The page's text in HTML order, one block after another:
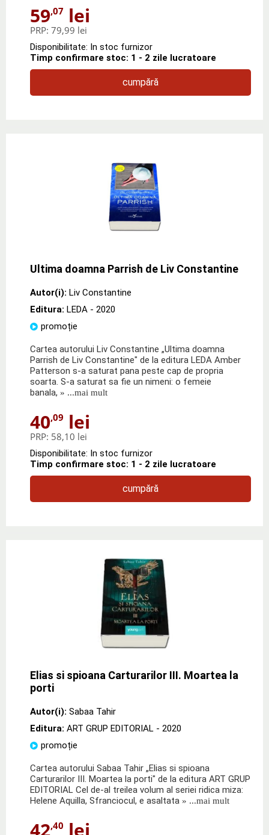
59,07 lei
PRP: 79,99 lei
Disponibilitate: In stoc furnizor
Timp confirmare stoc: 1 - 2 zile lucratoare
cumpără
Ultima doamna Parrish de Liv Constantine
Autor(i): Liv Constantine
Editura: LEDA - 2020
promoție
Cartea autorului Liv Constantine „Ultima doamna
Parrish de Liv Constantine" de la editura LEDA Amber
Patterson s-a saturat pana peste cap de propria
soarta. S-a saturat sa fie un nimeni: o femeie
banala, » ...mai mult
40,09 lei
PRP: 58,10 lei
Disponibilitate: In stoc furnizor
Timp confirmare stoc: 1 - 2 zile lucratoare
cumpără
Elias si spioana Carturarilor III. Moartea la
porti
Autor(i): Sabaa Tahir
Editura: ART GRUP EDITORIAL - 2020
promoție
Cartea autorului Sabaa Tahir „Elias si spioana
Carturarilor III. Moartea la porti" de la editura ART GRUP
EDITORIAL Cel de-al treilea volum al seriei ridica miza:
Helene Aquilla, Sfranciocul, e asaltata » ...mai mult
42,40 lei